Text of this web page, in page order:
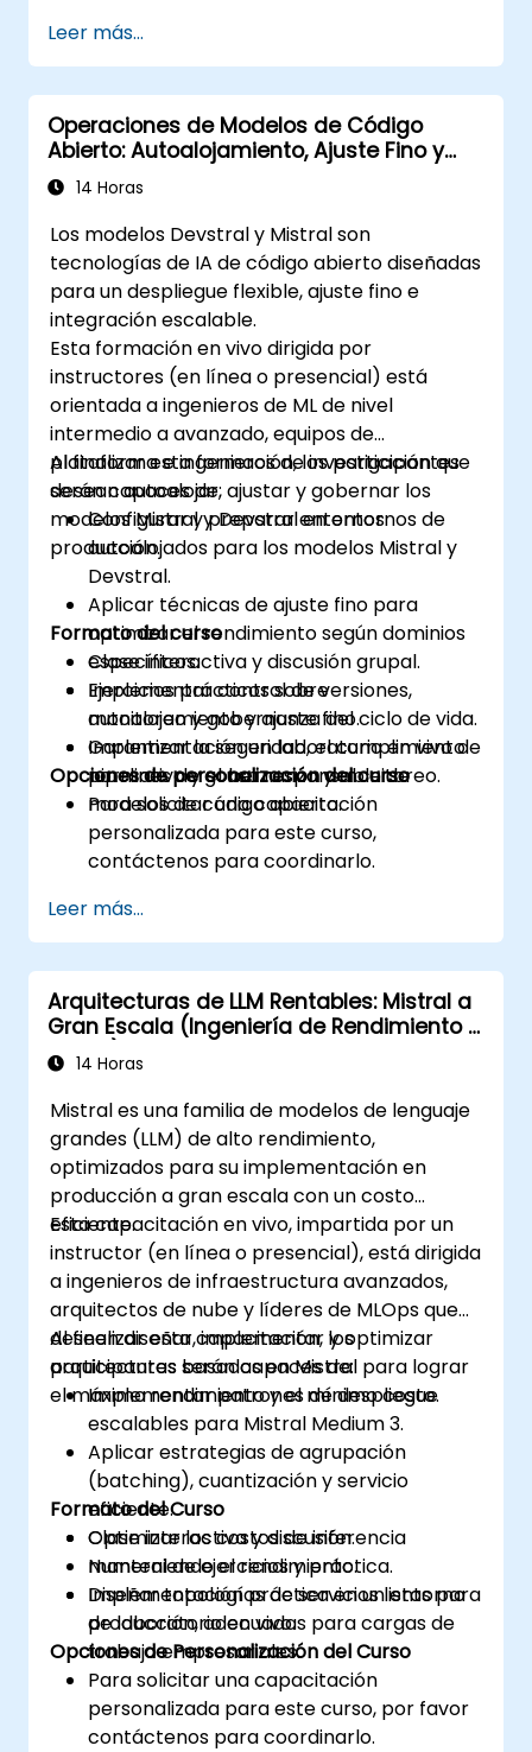
Leer más...
Operaciones de Modelos de Código
Abierto: Autoalojamiento, Ajuste Fino y
Gobernanza con Modelos Devstral y
Mistral
14 Horas
Los modelos Devstral y Mistral son
tecnologías de IA de código abierto diseñadas
para un despliegue flexible, ajuste fino e
integración escalable.
Esta formación en vivo dirigida por
instructores (en línea o presencial) está
orientada a ingenieros de ML de nivel
intermedio a avanzado, equipos de
plataforma e ingenieros de investigación que
desean autoalojar, ajustar y gobernar los
modelos Mistral y Devstral en entornos de
producción.
Al finalizar esta formación, los participantes
serán capaces de:
Configurar y preparar entornos
autoalojados para los modelos Mistral y
Devstral.
Aplicar técnicas de ajuste fino para
optimizar el rendimiento según dominios
específicos.
Implementar control de versiones,
monitoreo y gobernanza del ciclo de vida.
Garantizar la seguridad, el cumplimiento
normativo y el uso responsable de
modelos de código abierto.
Formato del curso
Clase interactiva y discusión grupal.
Ejercicios prácticos sobre
autoalojamiento y ajuste fino.
Implementación en laboratorio en vivo de
pipelines de gobernanza y monitoreo.
Opciones de personalización del curso
Para solicitar una capacitación
personalizada para este curso,
contáctenos para coordinarlo.
Leer más...
Arquitecturas de LLM Rentables: Mistral a
Gran Escala (Ingeniería de Rendimiento y
Costo)14 Horas
Mistral es una familia de modelos de lenguaje
grandes (LLM) de alto rendimiento,
optimizados para su implementación en
producción a gran escala con un costo
eficiente.
Esta capacitación en vivo, impartida por un
instructor (en línea o presencial), está dirigida
a ingenieros de infraestructura avanzados,
arquitectos de nube y líderes de MLOps que
deseen diseñar, implementar y optimizar
arquitecturas basadas en Mistral para lograr
el máximo rendimiento y el mínimo costo.
Al finalizar esta capacitación, los
participantes serán capaces de:
Implementar patrones de despliegue
escalables para Mistral Medium 3.
Aplicar estrategias de agrupación
(batching), cuantización y servicio
eficiente.
Optimizar los costos de inferencia
manteniendo el rendimiento.
Diseñar topologías de servicios listas para
producción, adecuadas para cargas de
trabajo empresariales.
Formato del Curso
Clase interactiva y discusión.
Numeral de ejercicios y práctica.
Implementación práctica en un entorno
de laboratorio en vivo.
Opciones de Personalización del Curso
Para solicitar una capacitación
personalizada para este curso, por favor
contáctenos para coordinarlo.